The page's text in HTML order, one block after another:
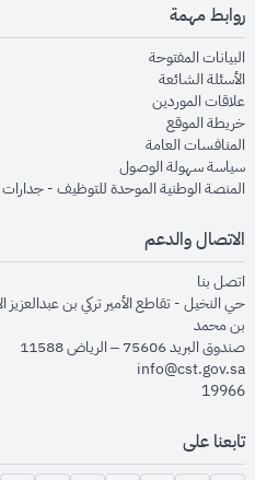
روابط مهمة
البيانات المفتوحةopens in new window
الأسئلة الشائعةopens in new window
علاقات الموردينopens in new window
خريطة الموقعopens in new window
المنافسات العامةopens in new window
سياسة سهولة الوصولin new window
المنصة الوطنية الموحدة للتوظيف - جدارات
الاتصال والدعم
اتصل بنا
حي النخيل - تقاطع الأمير تركي بن
بن محمد
صندوق البريد 75606 – الرياض 11588
info@cst.gov.sa
19966
تابعنا على